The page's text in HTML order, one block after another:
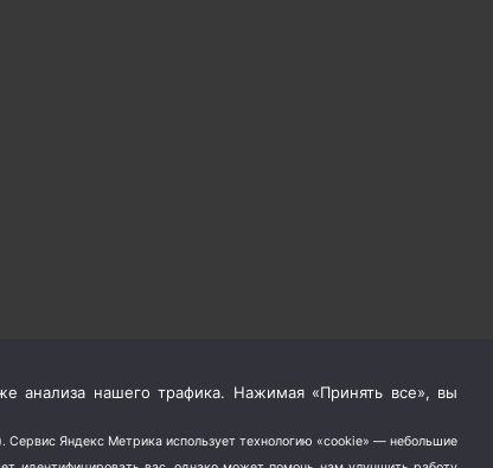
анализа нашего трафика. Нажимая «Принять все», вы
Яндекс Метрика использует технологию «cookie» — небольшие